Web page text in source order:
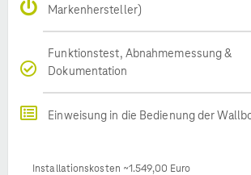
Markenhersteller)
Funktionstest, Abnahmemessung &
Dokumentation
Einweisung in die Bedienung der
Installationskosten ~1.549,00 Euro